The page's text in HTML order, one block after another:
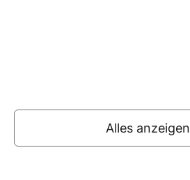
Alles anzeigen